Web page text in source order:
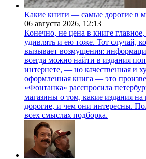
Какие книги — самые дорогие в
06 августа 2026, 12:13
Конечно, не цена в книге
удивлять и ею тоже. Тот случай,
вызывает возмущения:
всегда можно найти в издания
интернете, — но качественная и
оформленная книга — это
«Фонтанка» расспросила
магазины о том, какие издания
дорогие, и чем они интересны.
всех смыслах подборка.